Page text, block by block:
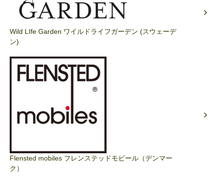
Wild LIfe Garden ワイルドライフガーデン (スウェーデ
ン)
Flensted mobiles フレンステッドモビール（デンマー
ク）